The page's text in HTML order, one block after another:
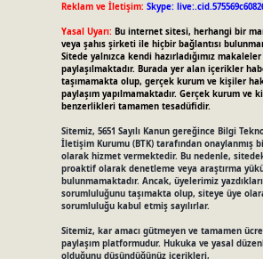
Reklam ve İletişim: Skype:
Yasal Uyarı: Bu internet sitesi, herhangi bir
veya şahıs şirketi ile hiçbir bağlantısı
Sitede yalnızca kendi hazırladığımız makaleler
paylaşılmaktadır. Burada yer alan içerikler
taşımamakta olup, gerçek kurum ve kişiler
paylaşım yapılmamaktadır. Gerçek kurum ve
benzerlikleri tamamen tesadüfidir.
Sitemiz, 5651 Sayılı Kanun gereğince Bilgi
İletişim Kurumu (BTK) tarafından onaylanmış
olarak hizmet vermektedir. Bu nedenle,
proaktif olarak denetleme veya araştırma
bulunmamaktadır. Ancak, üyelerimiz
sorumluluğunu taşımakta olup, siteye üye
sorumluluğu kabul etmiş sayılırlar.
Sitemiz, kar amacı gütmeyen ve tamamen
paylaşım platformudur. Hukuka ve yasal
olduğunu düşündüğünüz içerikleri,